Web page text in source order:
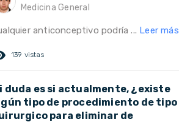
Medicina General
anticonceptivo podría ... Leer más
139 vistas
duda es si actualmente, ¿existe
tipo de procedimiento de tipo
para eliminar de